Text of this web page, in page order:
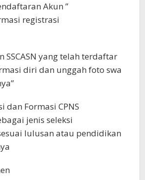
Akun ”
registrasi
SSCASN yang telah terdaftar
diri dan unggah foto swa
dan Formasi CPNS
jenis seleksi
lulusan atau pendidikan